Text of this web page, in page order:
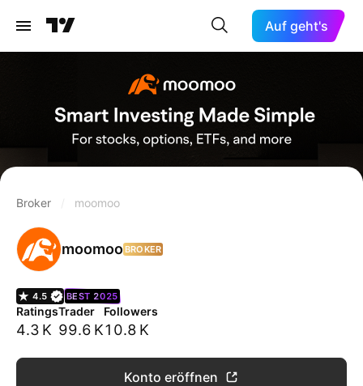
Auf geht's
Broker moomoo
moomooBROKER
4.5 BEST 2025
Ratings
4.3 K
Trader
99.6 K
Followers
10.8 K
Konto eröffnen